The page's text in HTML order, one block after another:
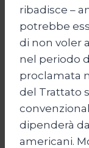
ribadisce –
potrebbe
di non voler
nel periodo
proclamata
del Trattato
dipenderà
americani.